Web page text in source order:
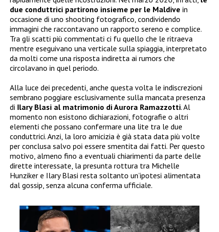
due conduttrici partirono insieme per le Maldive in
occasione di uno shooting fotografico, condividendo
immagini che raccontavano un rapporto sereno e complice.
Tra gli scatti più commentati ci fu quello che le ritraeva
mentre eseguivano una verticale sulla spiaggia, interpretato
da molti come una risposta indiretta ai rumors che
circolavano in quel periodo.
Alla luce dei precedenti, anche questa volta le indiscrezioni
sembrano poggiare esclusivamente sulla mancata presenza
di Ilary Blasi al matrimonio di Aurora Ramazzotti. Al
momento non esistono dichiarazioni, fotografie o altri
elementi che possano confermare una lite tra le due
conduttrici. Anzi, la loro amicizia è già stata data più volte
per conclusa salvo poi essere smentita dai fatti. Per questo
motivo, almeno fino a eventuali chiarimenti da parte delle
dirette interessate, la presunta rottura tra Michelle
Hunziker e Ilary Blasi resta soltanto un’ipotesi alimentata
dal gossip, senza alcuna conferma ufficiale.